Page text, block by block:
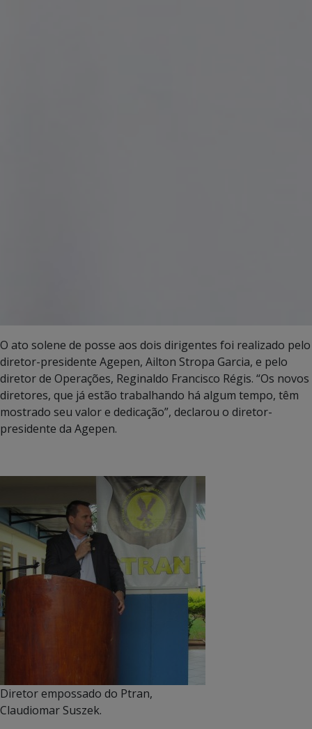
O ato solene de posse aos dois dirigentes foi realizado pelo
diretor-presidente Agepen, Ailton Stropa Garcia, e pelo
diretor de Operações, Reginaldo Francisco Régis. “Os novos
diretores, que já estão trabalhando há algum tempo, têm
mostrado seu valor e dedicação”, declarou o diretor-
presidente da Agepen.
Diretor empossado do Ptran,
Claudiomar Suszek.